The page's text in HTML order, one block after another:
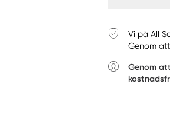
Vi på All
Genom
Genom